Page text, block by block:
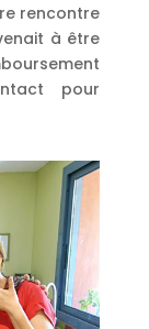
rencontre
à être
pour